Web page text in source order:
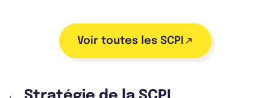
Voir toutes les SCPI